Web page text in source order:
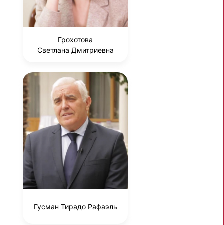
Грохотова
Светлана Дмитриевна
Гусман Тирадо Рафаэль